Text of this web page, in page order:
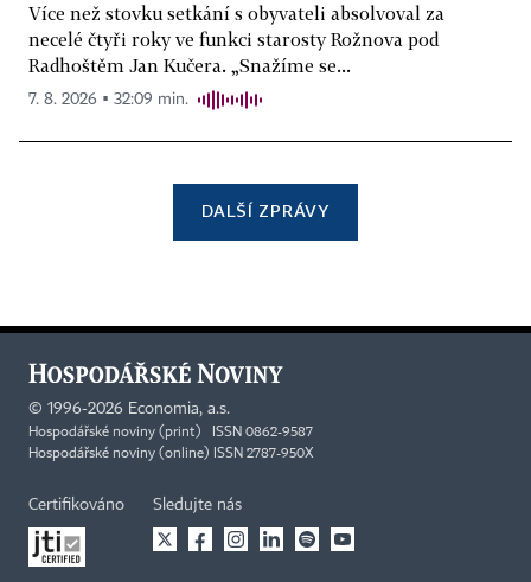
Více než stovku setkání s obyvateli absolvoval za
necelé čtyři roky ve funkci starosty Rožnova pod
Radhoštěm Jan Kučera. „Snažíme se...
7. 8. 2026 ▪ 32:09 min.
DALŠÍ ZPRÁVY
© 1996-2026 Economia, a.s.
Hospodářské noviny (print) ISSN 0862-9587
Hospodářské noviny (online) ISSN 2787-950X
Certifikováno Sledujte nás